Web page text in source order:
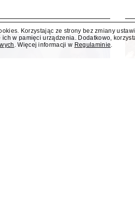
programem
Korzystając ze strony bez zmiany
w pamięci urządzenia. Dodatkowo,
. Więcej informacji w Regulaminie.